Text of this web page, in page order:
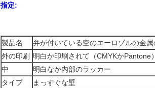
指定:
製品名
弁が付いている空のエーロゾルの金
外の印刷
明白か印刷されて（CMYKかPantone）
中
明白なか内部のラッカー
タイプ
まっすぐな壁